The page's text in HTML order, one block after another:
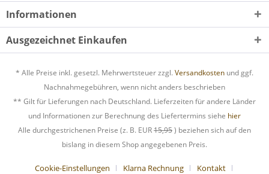
Informationen
Ausgezeichnet Einkaufen
* Alle Preise inkl. gesetzl. Mehrwertsteuer zzgl. Versandkosten und ggf.
Nachnahmegebühren, wenn nicht anders beschrieben
** Gilt für Lieferungen nach Deutschland. Lieferzeiten für andere Länder
und Informationen zur Berechnung des Liefertermins siehe hier
Alle durchgestrichenen Preise (z. B. EUR15,95) beziehen sich auf den
bislang in diesem Shop angegebenen Preis.
Cookie-Einstellungen Klarna Rechnung
Kontakt